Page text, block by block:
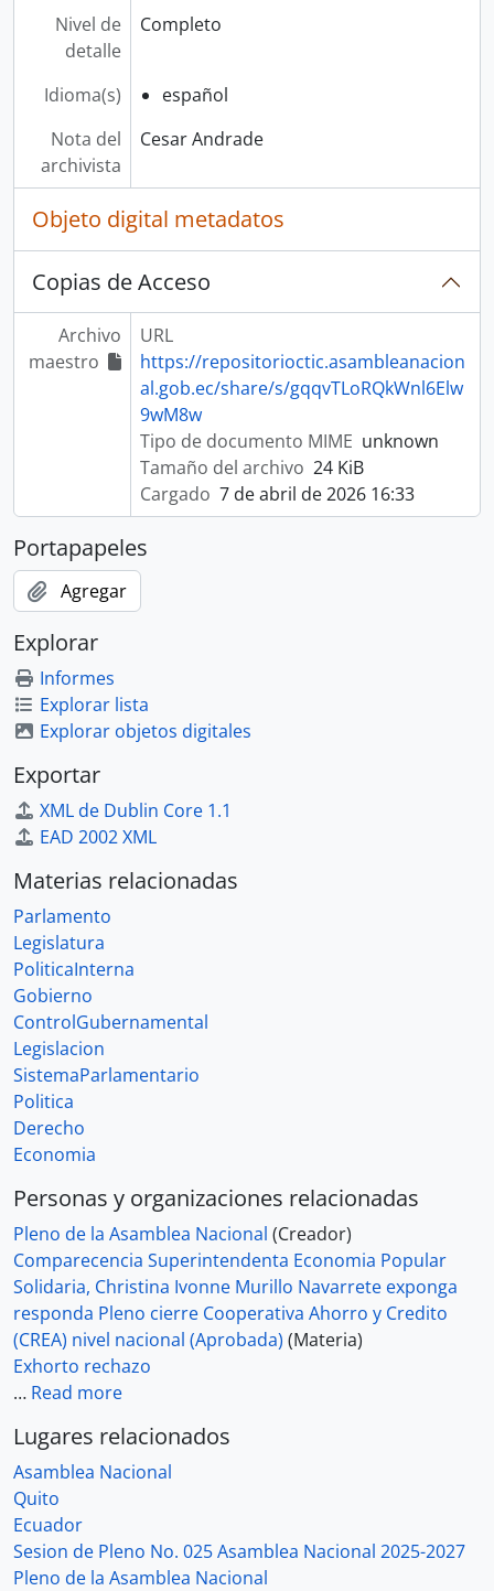
Nivel de
detalle
Completo
Idioma(s)
español
Nota del
archivista
Cesar Andrade
Objeto digital metadatos
Copias de Acceso
Archivo
maestro
URL
https://repositorioctic.asambleanacion
al.gob.ec/share/s/gqqvTLoRQkWnl6Elw
9wM8w
Tipo de documento MIME unknown
Tamaño del archivo 24 KiB
Cargado 7 de abril de 2026 16:33
Portapapeles
Agregar
Explorar
Informes
Explorar lista
Explorar objetos digitales
Exportar
XML de Dublin Core 1.1
EAD 2002 XML
Materias relacionadas
Parlamento
Legislatura
PoliticaInterna
Gobierno
ControlGubernamental
Legislacion
SistemaParlamentario
Politica
Derecho
Economia
Personas y organizaciones relacionadas
Pleno de la Asamblea Nacional (Creador)
Comparecencia Superintendenta Economia Popular
Solidaria, Christina Ivonne Murillo Navarrete exponga
responda Pleno cierre Cooperativa Ahorro y Credito
(CREA) nivel nacional (Aprobada) (Materia)
Exhorto rechazo
… Read more
Lugares relacionados
Asamblea Nacional
Quito
Ecuador
Sesion de Pleno No. 025 Asamblea Nacional 2025-2027
Pleno de la Asamblea Nacional